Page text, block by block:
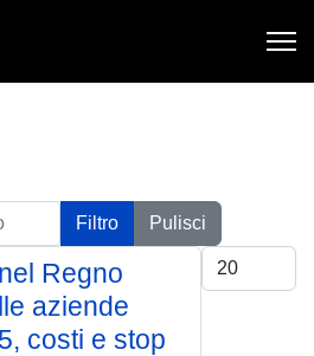
Filtro
Pulisci
Visualizza #
Regno
aziende
costi e stop